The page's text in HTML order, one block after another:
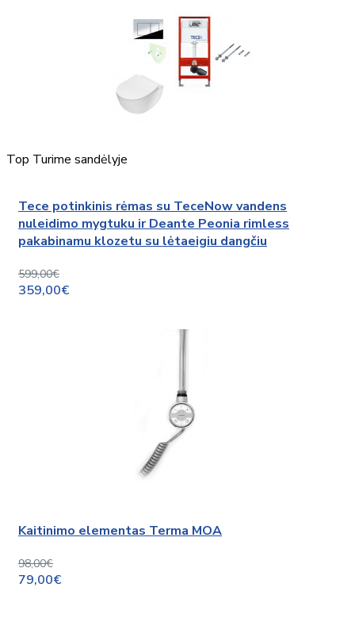
Top Turime sandėlyje
Tece potinkinis rėmas su TeceNow vandens
nuleidimo mygtuku ir Deante Peonia rimless
pakabinamu klozetu su lėtaeigiu dangčiu
599,00€
359,00€
Kaitinimo elementas Terma MOA
98,00€
79,00€